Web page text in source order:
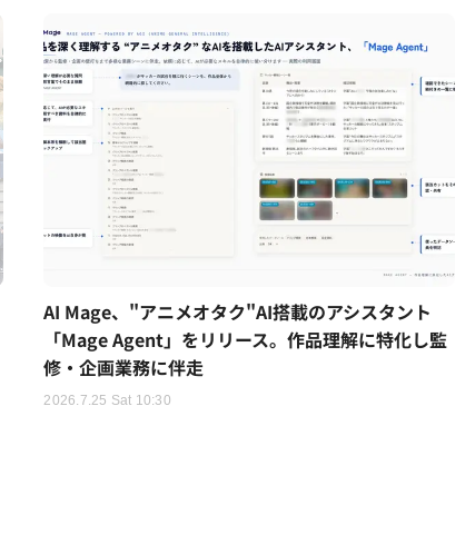
AI Mage、"アニメオタク"AI搭載のアシスタント
「Mage Agent」をリリース。作品理解に特化し監
修・企画業務に伴走
2026.7.25 Sat 10:30